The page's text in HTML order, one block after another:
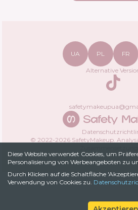
Diese Website verwendet Cookies, um
Personalisierung von Werbeangeboten zu
Durch Klicken auf die Schaltfläche
Verwendung von Cookies zu.
© 2022-2026 SafetyMakeup.
UA PL FR
Alternative
TikTok